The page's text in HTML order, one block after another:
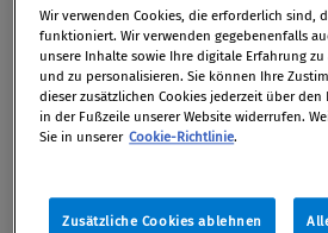
früh mit den Themen
Interkulturalität in
Inwiefern hat dich das
bestimmten Zeitpunkt in
du dich entschieden hast,
verschreiben?
Wir verwenden Cookies, die erforderlich sind,
funktioniert. Wir verwenden gegebenenfalls
unsere Inhalte sowie Ihre digitale Erfahrung
und zu personalisieren. Sie können Ihre
dieser zusätzlichen Cookies jederzeit über den
in der Fußzeile unserer Website widerrufen.
Sie in unserer Cookie-Richtlinie.
Zusätzliche Cookies ablehnen